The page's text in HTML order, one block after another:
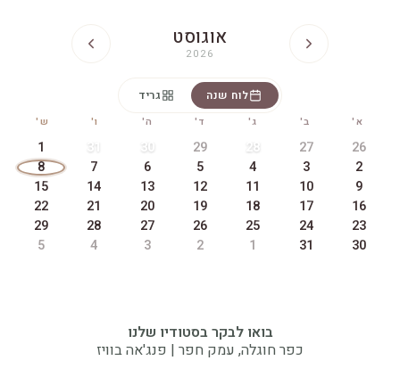
אוגוסט
2026
לוח שנה גריד
א' ב' ג' ד' ה' ו' ש'
26
27
28
29
30
31
1
2
3
4
5
6
7
8
9
10
11
12
13
14
15
16
17
18
19
20
21
22
23
24
25
26
27
28
29
30
31
1
2
3
4
5
בואו לבקר בסטודיו שלנו
כפר חוגלה, עמק חפר | פנג'אה בוויז